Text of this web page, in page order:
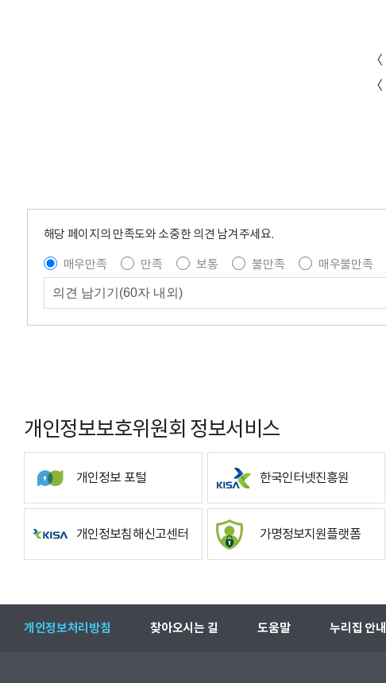
〈
〈
해당 페이지의 만족도와 소중한 의견 남겨주세요.
매우만족
만족 보통 불만족 매우불만족
개인정보보호위원회 정보서비스
개인정보 포털 한국인터넷진흥원
개인정보침해신고센터 가명정보지원플랫폼
개인정보처리방침 찾아오시는 길 도움말 누리집 안내